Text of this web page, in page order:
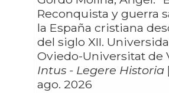
Reconquista y guerra
la España cristiana
del siglo XII.
Oviedo-Universitat de
Intus - Legere Historia
ago. 2026